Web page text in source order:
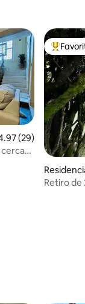
(29)
De los
Retiro de